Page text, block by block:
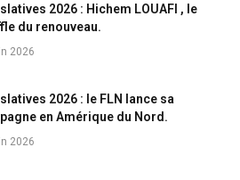
2026 : Hichem LOUAFI , le
du renouveau.
2026
2026 : le FLN lance sa
en Amérique du Nord.
2026